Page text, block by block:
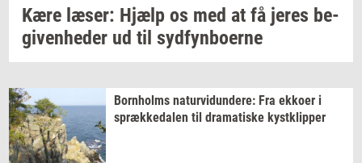
Kære læser: Hjælp os med at få jeres be­
gi­ven­he­der ud til syd­fyn­bo­er­ne
Born­holms na­tur­vi­dun­de­re: Fra ek­ko­er i
spræk­ke­da­len til dra­ma­ti­ske kyst­klip­per